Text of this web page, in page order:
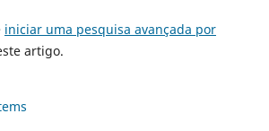
iniciar uma pesquisa avançada por
artigo.